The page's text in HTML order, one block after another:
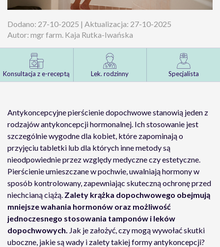
Dodano: 27-10-2025 | Aktualizacja: 27-10-2025
Autor: mgr farm. Kaja Rutka-Iwańska
Konsultacja z e-receptą Lek. rodzinny Specjalista
Antykoncepcyjne pierścienie dopochwowe stanowią jeden z
rodzajów antykoncepcji hormonalnej. Ich stosowanie jest
szczególnie wygodne dla kobiet, które zapominają o
przyjęciu tabletki lub dla których inne metody są
nieodpowiednie przez względy medyczne czy estetyczne.
Pierścienie umieszczane w pochwie, uwalniają hormony w
sposób kontrolowany, zapewniając skuteczną ochronę przed
niechcianą ciążą. Zalety krążka dopochwowego obejmują
mniejsze wahania hormonów oraz możliwość
jednoczesnego stosowania tamponów i leków
dopochwowych. Jak je założyć, czy mogą wywołać skutki
uboczne, jakie są wady i zalety takiej formy antykoncepcji?